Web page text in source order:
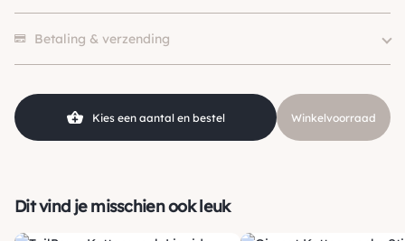
SKU
210000001154
Betaling & verzending
Kies een aantal en bestel Winkelvoorraad
Dit vind je misschien ook leuk